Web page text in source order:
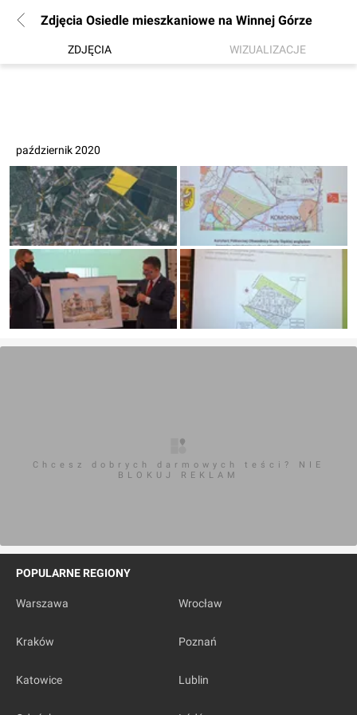
Zdjęcia Osiedle mieszkaniowe na Winnej Górze
ZDJĘCIA WIZUALIZACJE
październik 2020
Chcesz dobrych darmowych teści? NIE
BLOKUJ REKLAM
POPULARNE REGIONY
Warszawa Wrocław
Kraków Poznań
Katowice Lublin